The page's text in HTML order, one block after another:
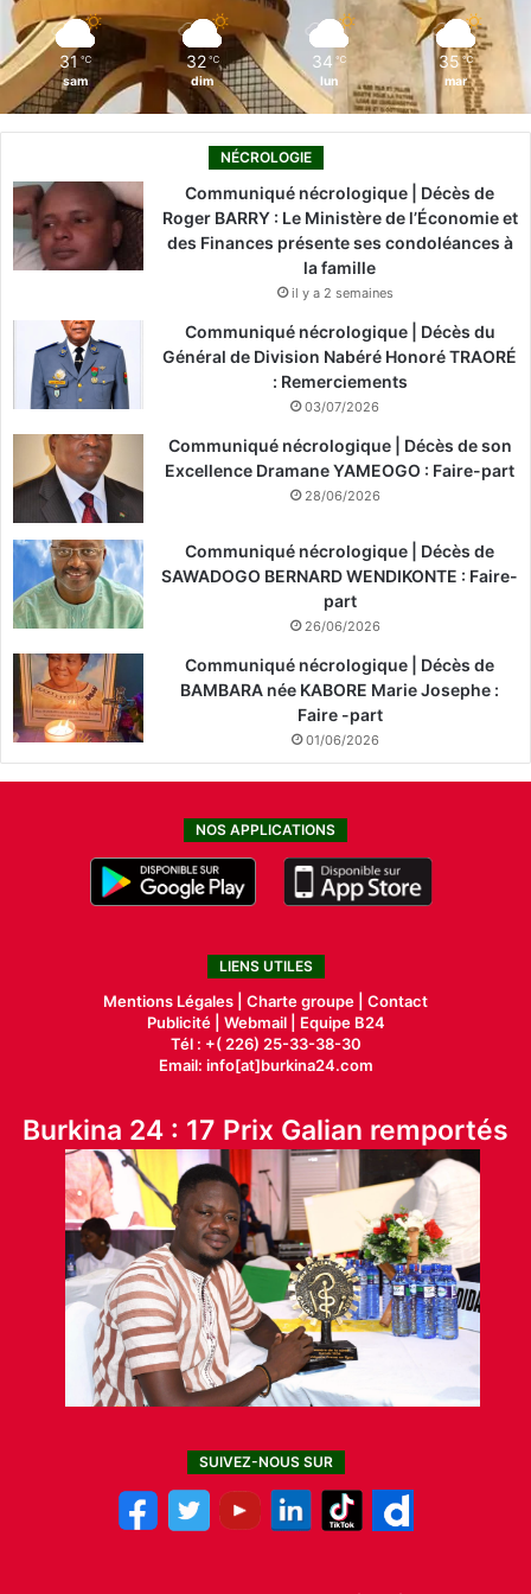
31 ℃
sam
32 ℃
dim
34 ℃
lun
35 ℃
mar
NÉCROLOGIE
Communiqué nécrologique | Décès de
Roger BARRY : Le Ministère de l’Économie et
des Finances présente ses condoléances à
la famille
il y a 2 semaines
Communiqué nécrologique | Décès du
Général de Division Nabéré Honoré TRAORÉ
: Remerciements
03/07/2026
Communiqué nécrologique | Décès de son
Excellence Dramane YAMEOGO : Faire-part
28/06/2026
Communiqué nécrologique | Décès de
SAWADOGO BERNARD WENDIKONTE : Faire-
part
26/06/2026
Communiqué nécrologique | Décès de
BAMBARA née KABORE Marie Josephe :
Faire -part
01/06/2026
NOS APPLICATIONS
LIENS UTILES
Mentions Légales | Charte groupe | Contact
Publicité| Webmail |
Equipe B24
Tél : +( 226) 25-33-38-30
Email: info[at]burkina24.com
Burkina 24 : 17 Prix Galian remportés
SUIVEZ-NOUS SUR